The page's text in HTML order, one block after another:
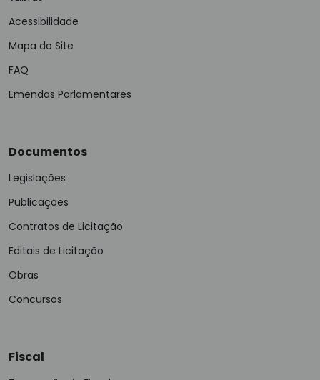
Acessibilidade
Mapa do Site
FAQ
Emendas Parlamentares
Documentos
Legislações
Publicações
Contratos de Licitação
Editais de Licitação
Obras
Concursos
Fiscal